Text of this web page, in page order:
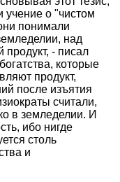
учение о "чистом
понимали
над
- писал
которые
продукт,
после изъятия
считали,
в земледелии. И
ибо нигде
столь
и